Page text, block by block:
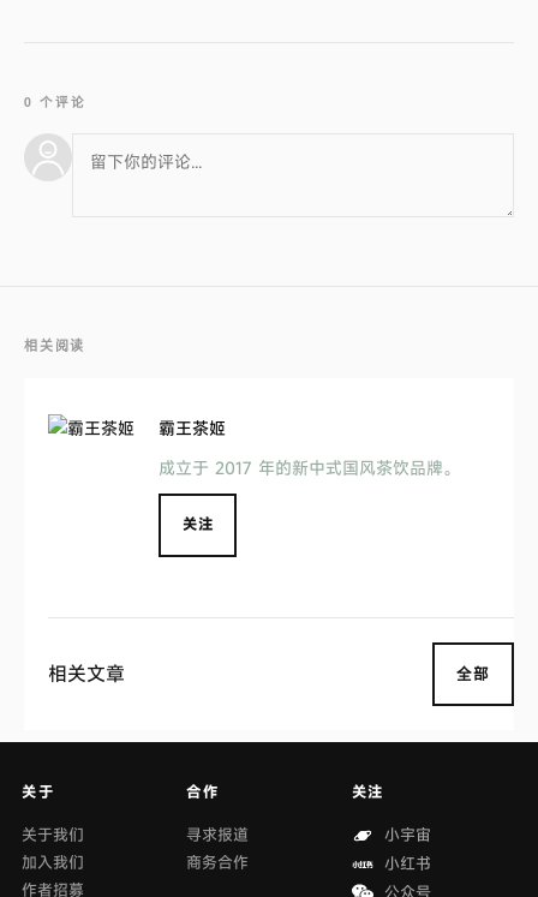
0 个评论
相关阅读
霸王茶姬
成立于 2017 年的新中式国风茶饮品牌。
关注
相关文章 全部
关于
关于我们
加入我们
作者招募
合作
寻求报道
商务合作
关注
小宇宙
小红书
公众号